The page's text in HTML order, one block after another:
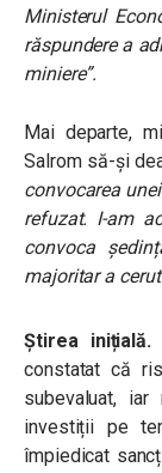
Ministerul
răspundere a
miniere”.
Mai departe,
Salrom să-și
convocarea
refuzat. I-am
convoca
majoritar a
Știrea inițială.
constatat că
subevaluat,
investiții pe
împiedicat